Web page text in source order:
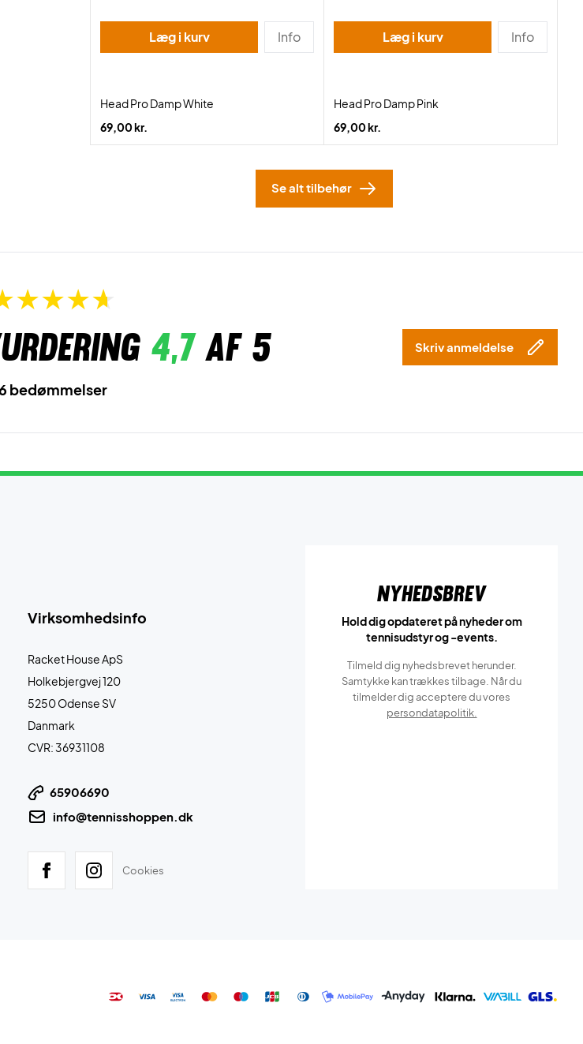
Læg i kurv Info
Head Pro Damp White
69,00 kr.
Læg i kurv Info
Head Pro Damp Pink
69,00 kr.
Se alt tilbehør
4,7af 5 Skriv anmeldelse
bedømmelser
Virksomhedsinfo
Racket House ApS
Holkebjergvej 120
5250 Odense SV
Danmark
CVR: 36931108
65906690
info@tennisshoppen.dk
Cookies
Nyhedsbrev
Hold dig opdateret på nyheder om
tennisudstyr og -events.
Tilmeld dig nyhedsbrevet herunder.
Samtykke kan trækkes tilbage. Når du
tilmelder dig acceptere du vores
persondatapolitik.